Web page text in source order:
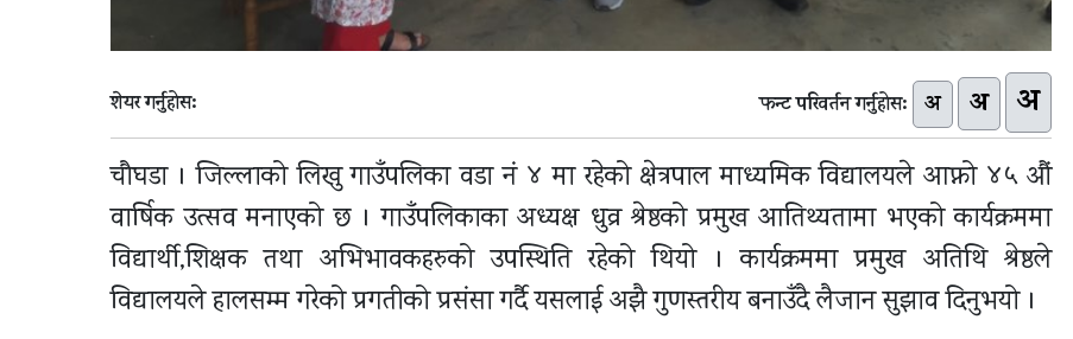
शेयर गर्नुहोस: फन्ट परिवर्तन गर्नुहोस: अ अ अ
चौघडा । जिल्लाको लिखु गाउँपलिका वडा नं ४ मा रहेको क्षेत्रपाल माध्यमिक विद्यालयले आफ्नो ४५ औं
वार्षिक उत्सव मनाएको छ । गाउँपलिकाका अध्यक्ष धुव्र श्रेष्ठको प्रमुख आतिथ्यतामा भएको कार्यक्रममा
विद्यार्थी,शिक्षक तथा अभिभावकहरुको उपस्थिति रहेको थियो । कार्यक्रममा प्रमुख अतिथि श्रेष्ठले
विद्यालयले हालसम्म गरेको प्रगतीको प्रसंसा गर्दै यसलाई अझै गुणस्तरीय बनाउँदै लैजान सुझाव दिनुभयो ।